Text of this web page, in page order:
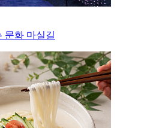
문화 마실길